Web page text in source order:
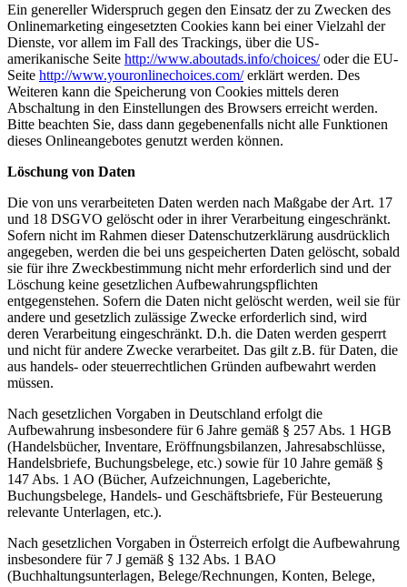
Ein genereller Widerspruch gegen den Einsatz der zu Zwecken des
Onlinemarketing eingesetzten Cookies kann bei einer Vielzahl der
Dienste, vor allem im Fall des Trackings, über die US-
amerikanische Seite http://www.aboutads.info/choices/oder die EU-
Seite http://www.youronlinechoices.com/erklärt werden. Des
Weiteren kann die Speicherung von Cookies mittels deren
Abschaltung in den Einstellungen des Browsers erreicht werden.
Bitte beachten Sie, dass dann gegebenenfalls nicht alle Funktionen
dieses Onlineangebotes genutzt werden können.
Löschung von Daten
Die von uns verarbeiteten Daten werden nach Maßgabe der Art. 17
und 18 DSGVO gelöscht oder in ihrer Verarbeitung eingeschränkt.
Sofern nicht im Rahmen dieser Datenschutzerklärung ausdrücklich
angegeben, werden die bei uns gespeicherten Daten gelöscht, sobald
sie für ihre Zweckbestimmung nicht mehr erforderlich sind und der
Löschung keine gesetzlichen Aufbewahrungspflichten
entgegenstehen. Sofern die Daten nicht gelöscht werden, weil sie für
andere und gesetzlich zulässige Zwecke erforderlich sind, wird
deren Verarbeitung eingeschränkt. D.h. die Daten werden gesperrt
und nicht für andere Zwecke verarbeitet. Das gilt z.B. für Daten, die
aus handels- oder steuerrechtlichen Gründen aufbewahrt werden
müssen.
Nach gesetzlichen Vorgaben in Deutschland erfolgt die
Aufbewahrung insbesondere für 6 Jahre gemäß § 257 Abs. 1 HGB
(Handelsbücher, Inventare, Eröffnungsbilanzen, Jahresabschlüsse,
Handelsbriefe, Buchungsbelege, etc.) sowie für 10 Jahre gemäß §
147 Abs. 1 AO (Bücher, Aufzeichnungen, Lageberichte,
Buchungsbelege, Handels- und Geschäftsbriefe, Für Besteuerung
relevante Unterlagen, etc.).
Nach gesetzlichen Vorgaben in Österreich erfolgt die Aufbewahrung
insbesondere für 7 J gemäß § 132 Abs. 1 BAO
(Buchhaltungsunterlagen, Belege/Rechnungen, Konten, Belege,